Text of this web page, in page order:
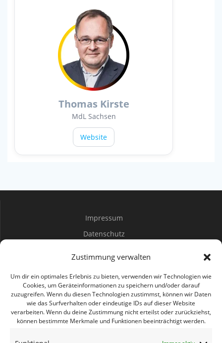
Zustimmung verwalten
Um dir ein optimales Erlebnis zu bieten, verwenden wir Technologien wie
Cookies, um Geräteinformationen zu speichern und/oder darauf
zuzugreifen. Wenn du diesen Technologien zustimmst, können wir Daten
wie das Surfverhalten oder eindeutige IDs auf dieser Website
verarbeiten. Wenn du deine Zustimmung nicht erteilst oder zurückziehst,
können bestimmte Merkmale und Funktionen beeinträchtigt werden.
Thomas Kirste
MdL Sachsen
Website
Impressum
Datenschutz
Bürgerbüro Coswig
Bürgerbüro Lommatzsch